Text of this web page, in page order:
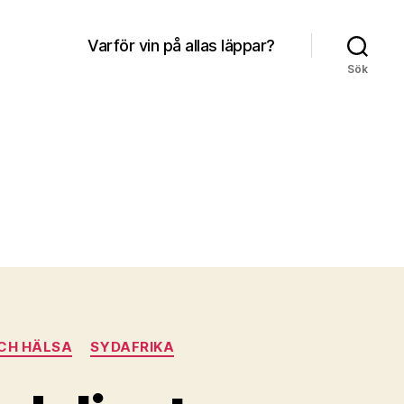
Varför vin på allas läppar?
Sök
HÄLSA SYDAFRIKA